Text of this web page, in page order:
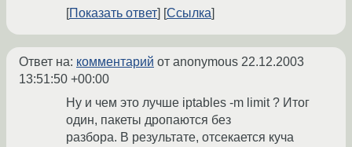
Показать ответ Ссылка
Ответ на: комментарий от anonymous 22.12.2003
13:51:50 +00:00
Ну и чем это лучше iptables -m limit ? Итог
один, пакеты дропаются без
разбора. В результате, отсекается куча